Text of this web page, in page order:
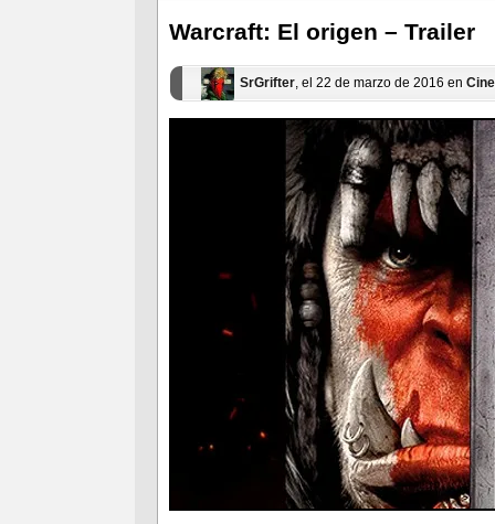
Warcraft: El origen – Trailer
SrGrifter, el 22 de marzo de 2016 en Cine